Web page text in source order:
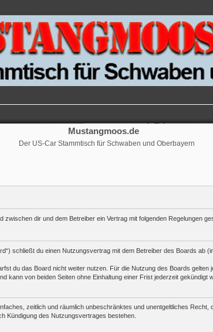
Mustangmoos.de
Der US-Car Stammtisch für Schwaben und Oberbayern
zwischen dir und dem Betreiber ein Vertrag mit folgenden Regelungen
schließt du einen Nutzungsvertrag mit dem Betreiber des Boards ab
du das Board nicht weiter nutzen. Für die Nutzung des Boards gelten
kann von beiden Seiten ohne Einhaltung einer Frist jederzeit gekündigt
zeitlich und räumlich unbeschränktes und unentgeltliches Recht,
Kündigung des Nutzungsvertrages bestehen.